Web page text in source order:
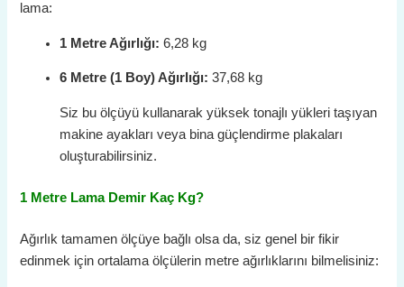
lama:
1 Metre Ağırlığı: 6,28 kg
6 Metre (1 Boy) Ağırlığı: 37,68 kg
Siz bu ölçüyü kullanarak yüksek tonajlı yükleri taşıyan
makine ayakları veya bina güçlendirme plakaları
oluşturabilirsiniz.
1 Metre Lama Demir Kaç Kg?
Ağırlık tamamen ölçüye bağlı olsa da, siz genel bir fikir
edinmek için ortalama ölçülerin metre ağırlıklarını bilmelisiniz: